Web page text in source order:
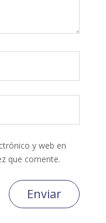
y web en
que comente.
Enviar